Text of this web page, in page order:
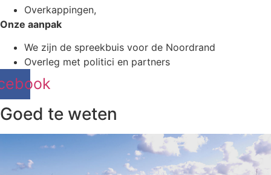
Overkappingen,
Onze aanpak
We zijn de spreekbuis voor de Noordrand
Overleg met politici en partners
Goed te weten